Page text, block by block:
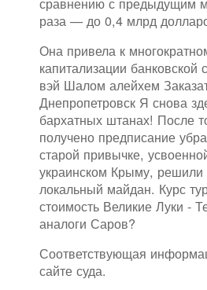
раза — до 0,4 млрд
Она привела к
капитализации банковской
вэй Шалом алейхем
Днепропетровск Я снова
бархатных штанах! После
получено предписание
старой привычке,
украинском Крыму, решили
локальный майдан. Курс
стоимость Великие Луки -
аналоги Саров?
Соответствующая
сайте суда.